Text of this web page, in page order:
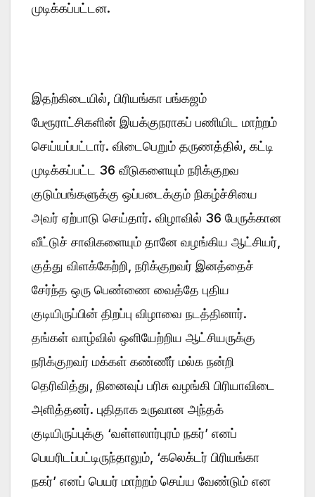
முடிக்கப்பட்டன.
இதற்கிடையில், பிரியங்கா பங்கஜம்
பேரூராட்சிகளின் இயக்குநராகப் பணியிட மாற்றம்
செய்யப்பட்டார். விடைபெறும் தருணத்தில், கட்டி
முடிக்கப்பட்ட 36 வீடுகளையும் நரிக்குறவ
குடும்பங்களுக்கு ஒப்படைக்கும் நிகழ்ச்சியை
அவர் ஏற்பாடு செய்தார். விழாவில் 36 பேருக்கான
வீட்டுச் சாவிகளையும் தானே வழங்கிய ஆட்சியர்,
குத்து விளக்கேற்றி, நரிக்குறவர் இனத்தைச்
சேர்ந்த ஒரு பெண்ணை வைத்தே புதிய
குடியிருப்பின் திறப்பு விழாவை நடத்தினார்.
தங்கள் வாழ்வில் ஒளியேற்றிய ஆட்சியருக்கு
நரிக்குறவர் மக்கள் கண்ணீர் மல்க நன்றி
தெரிவித்து, நினைவுப் பரிசு வழங்கி பிரியாவிடை
அளித்தனர். புதிதாக உருவான அந்தக்
குடியிருப்புக்கு ‘வள்ளலார்புரம் நகர்’ எனப்
பெயரிடப்பட்டிருந்தாலும், ‘கலெக்டர் பிரியங்கா
நகர்’ எனப் பெயர் மாற்றம் செய்ய வேண்டும் என